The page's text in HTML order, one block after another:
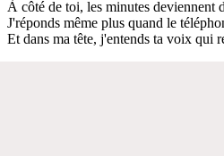
À côté de toi, les minutes deviennent
J'réponds même plus quand le
Et dans ma tête, j'entends ta voix qui